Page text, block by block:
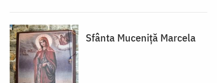
Sfânta Muceniță Marcela